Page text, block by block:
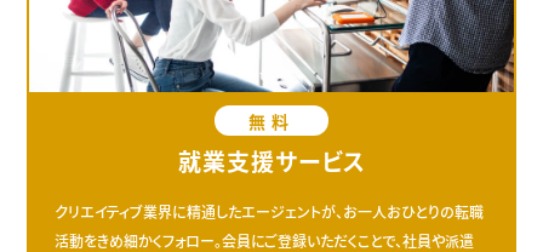
無料
就業支援サービス
クリエイティブ業界に精通したエージェントが、お一人おひとりの転職
活動をきめ細かくフォロー。会員にご登録いただくことで、社員や派遣